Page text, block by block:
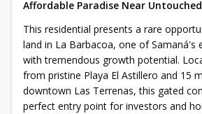
Affordable Paradise Near
This residential presents a rare
land in La Barbacoa, one of Samaná's
with tremendous growth potential.
from pristine Playa El Astillero and 15
downtown Las Terrenas, this gated
perfect entry point for investors and